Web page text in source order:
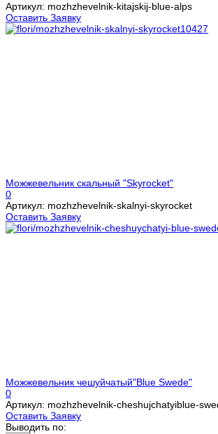
Артикул: mozhzhevelnik-kitajskij-blue-alps
Оставить Заявку
Можжевельник скальный "Skyrocket"
0
Артикул: mozhzhevelnik-skalnyi-skyrocket
Оставить Заявку
Можжевельник чешуйчатый"Blue Swede"
0
Артикул: mozhzhevelnik-cheshujchatyiblue-
Оставить Заявку
Выводить по: